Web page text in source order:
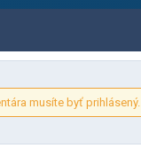
musíte byť prihlásený.